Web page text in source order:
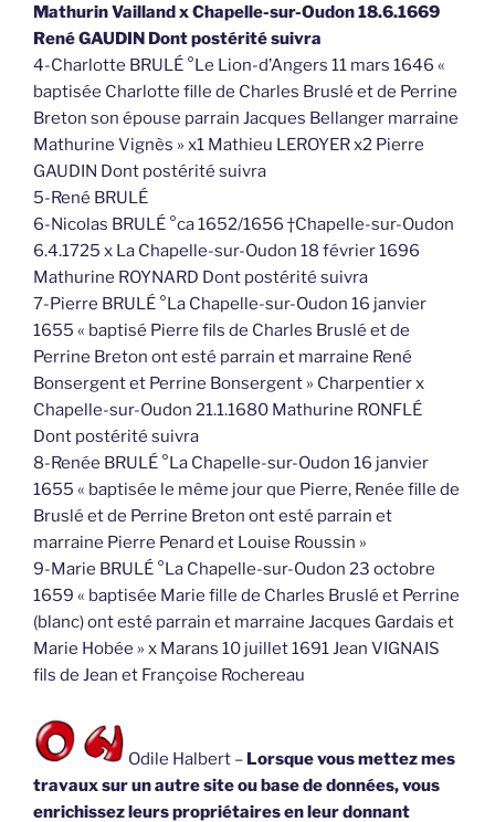
Mathurin Vailland x Chapelle-sur-Oudon 18.6.1669
René GAUDIN Dont postérité suivra
4-Charlotte BRULÉ °Le Lion-d’Angers 11 mars 1646 «
baptisée Charlotte fille de Charles Bruslé et de Perrine
Breton son épouse parrain Jacques Bellanger marraine
Mathurine Vignès » x1 Mathieu LEROYER x2 Pierre
GAUDIN Dont postérité suivra
5-René BRULÉ
6-Nicolas BRULÉ °ca 1652/1656 †Chapelle-sur-Oudon
6.4.1725 x La Chapelle-sur-Oudon 18 février 1696
Mathurine ROYNARD Dont postérité suivra
7-Pierre BRULÉ °La Chapelle-sur-Oudon 16 janvier
1655 « baptisé Pierre fils de Charles Bruslé et de
Perrine Breton ont esté parrain et marraine René
Bonsergent et Perrine Bonsergent » Charpentier x
Chapelle-sur-Oudon 21.1.1680 Mathurine RONFLÉ
Dont postérité suivra
8-Renée BRULÉ °La Chapelle-sur-Oudon 16 janvier
1655 « baptisée le même jour que Pierre, Renée fille de
Bruslé et de Perrine Breton ont esté parrain et
marraine Pierre Penard et Louise Roussin »
9-Marie BRULÉ °La Chapelle-sur-Oudon 23 octobre
1659 « baptisée Marie fille de Charles Bruslé et Perrine
(blanc) ont esté parrain et marraine Jacques Gardais et
Marie Hobée » x Marans 10 juillet 1691 Jean VIGNAIS
fils de Jean et Françoise Rochereau
Odile Halbert – Lorsque vous mettez mes
travaux sur un autre site ou base de données, vous
enrichissez leurs propriétaires en leur donnant